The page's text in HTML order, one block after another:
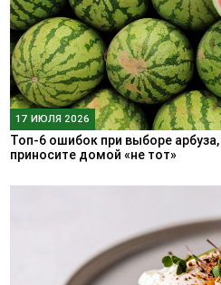
17 ИЮЛЯ 2026
Топ-6 ошибок при выборе
приносите домой «не тот»